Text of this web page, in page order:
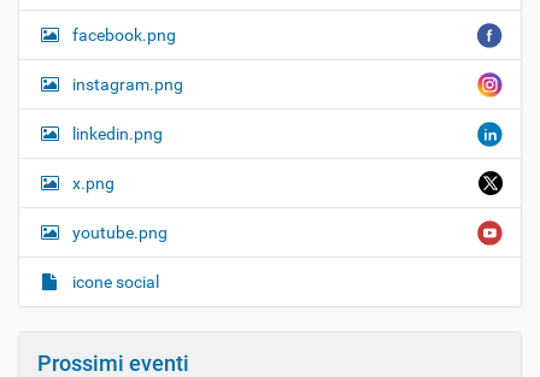
facebook.png
instagram.png
linkedin.png
x.png
youtube.png
icone social
Prossimi eventi